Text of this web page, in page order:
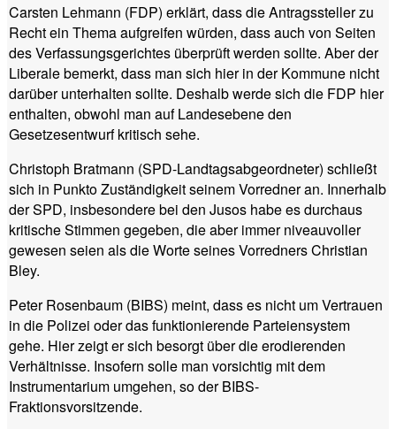
Carsten Lehmann (FDP) erklärt, dass die Antragssteller zu
Recht ein Thema aufgreifen würden, dass auch von Seiten
des Verfassungsgerichtes überprüft werden sollte. Aber der
Liberale bemerkt, dass man sich hier in der Kommune nicht
darüber unterhalten sollte. Deshalb werde sich die FDP hier
enthalten, obwohl man auf Landesebene den
Gesetzesentwurf kritisch sehe.
Christoph Bratmann (SPD-Landtagsabgeordneter) schließt
sich in Punkto Zuständigkeit seinem Vorredner an. Innerhalb
der SPD, insbesondere bei den Jusos habe es durchaus
kritische Stimmen gegeben, die aber immer niveauvoller
gewesen seien als die Worte seines Vorredners Christian
Bley.
Peter Rosenbaum (BIBS) meint, dass es nicht um Vertrauen
in die Polizei oder das funktionierende Parteiensystem
gehe. Hier zeigt er sich besorgt über die erodierenden
Verhältnisse. Insofern solle man vorsichtig mit dem
Instrumentarium umgehen, so der BIBS-
Fraktionsvorsitzende.